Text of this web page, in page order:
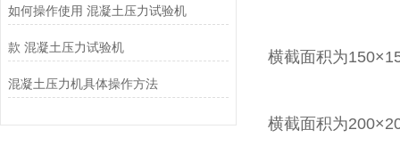
如何操作使用 混凝土压力试验机
款 混凝土压力试验机
混凝土压力机具体操作方法
横截面积为
横截面积为